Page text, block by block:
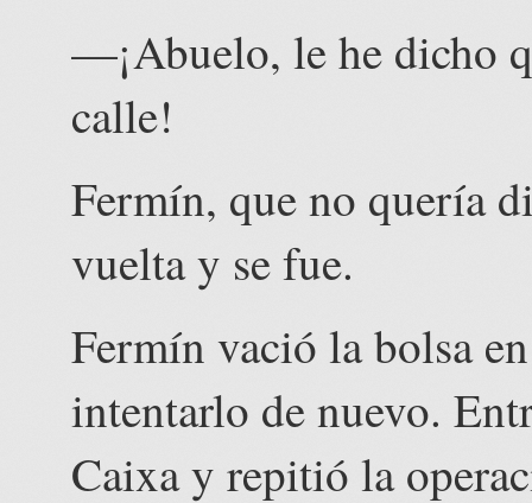
—¡Abuelo, le he dicho
calle!
Fermín, que no quería
vuelta y se fue.
Fermín vació la bolsa
intentarlo de nuevo.
Caixa y repitió la